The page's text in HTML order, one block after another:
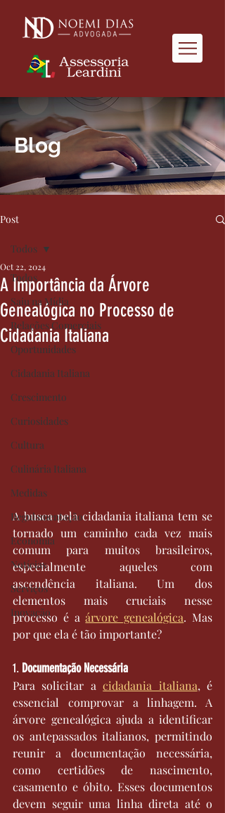
Blog
Post
Todos
Saiu na Mídia
Relações Comerciais
Oportunidades
Cidadania Italiana
Crescimento
Curiosidades
Cultura
Culinária Italiana
Medidas
Regulamentação
Economia
Notícias
Serviços
Inovação
Todos
A Importância da Árvore
Genealógica no Processo de
Cidadania Italiana
Oct 22, 2024
A busca pela cidadania italiana tem se
tornado um caminho cada vez mais
comum para muitos brasileiros,
especialmente aqueles com
ascendência italiana. Um dos
elementos mais cruciais nesse
processo é a árvore genealógica. Mas
por que ela é tão importante?
1. Documentação Necessária
Para solicitar a cidadania italiana, é
essencial comprovar a linhagem. A
árvore genealógica ajuda a identificar
os antepassados italianos, permitindo
reunir a documentação necessária,
como certidões de nascimento,
casamento e óbito. Esses documentos
devem seguir uma linha direta até o